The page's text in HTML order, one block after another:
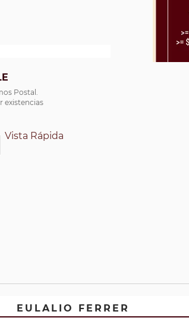
Postal.
existencias
Vista Rápida
EULALIO FERRER